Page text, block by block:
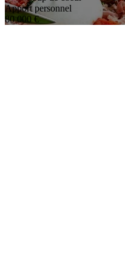
Apport personnel
80 000 €